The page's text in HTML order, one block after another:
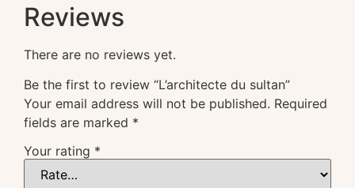
Reviews
There are no reviews yet.
Be the first to review “L’architecte du sultan”
Your email address will not be published. Required
fields are marked *
Your rating *